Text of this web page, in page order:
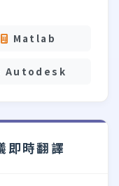
Matlab
Autodesk
時翻譯